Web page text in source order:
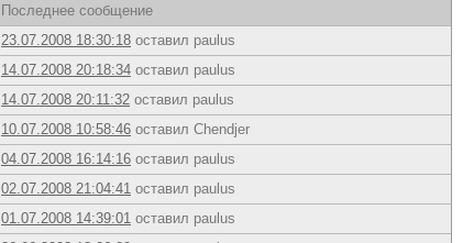
Последнее сообщение
23.07.2008 18:30:18 оставил paulus
14.07.2008 20:18:34 оставил paulus
14.07.2008 20:11:32 оставил paulus
10.07.2008 10:58:46 оставил Chendjer
04.07.2008 16:14:16 оставил paulus
02.07.2008 21:04:41 оставил paulus
01.07.2008 14:39:01 оставил paulus